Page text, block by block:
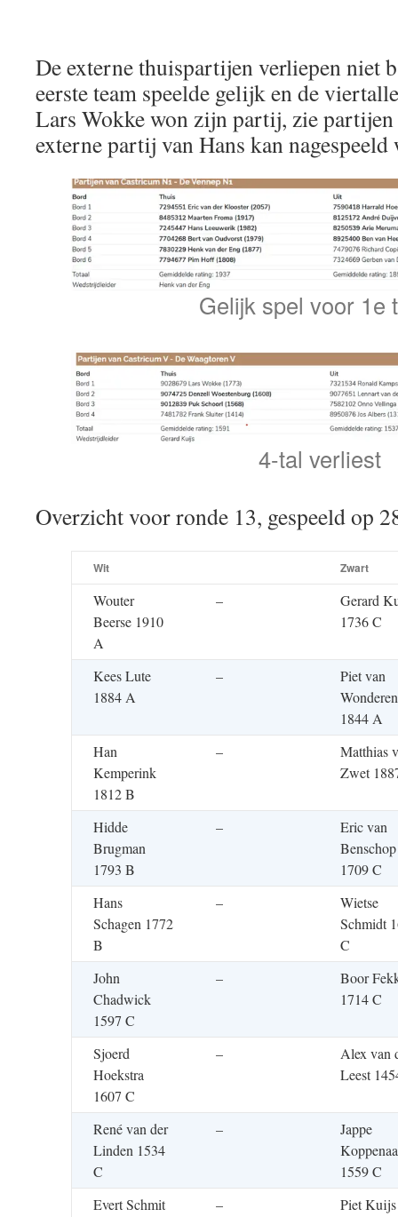
De externe thuispartijen verliepen niet
eerste team speelde gelijk en de
Lars Wokke won zijn partij, zie partijen
externe partij van Hans kan nagespeeld
Gelijk spel voor 1e
4-tal verliest
Overzicht voor ronde 13, gespeeld op
Wit Zwart
Wouter
Beerse 1910
A
–
Gerard
1736 C
Kees Lute
1884 A
–
Piet van
Wonderen
1844 A
Han
Kemperink
1812 B
–
Matthias
Zwet
Hidde
Brugman
1793 B
–
Eric van
Benschop
1709 C
Hans
Schagen 1772
B
–
Wietse
Schmidt
C
John
Chadwick
1597 C
–
Boor
1714 C
Sjoerd
Hoekstra
1607 C
–
Alex van
Leest
René van der
Linden 1534
C
–
Jappe
1559 C
Evert Schmit
–
Piet Kuijs